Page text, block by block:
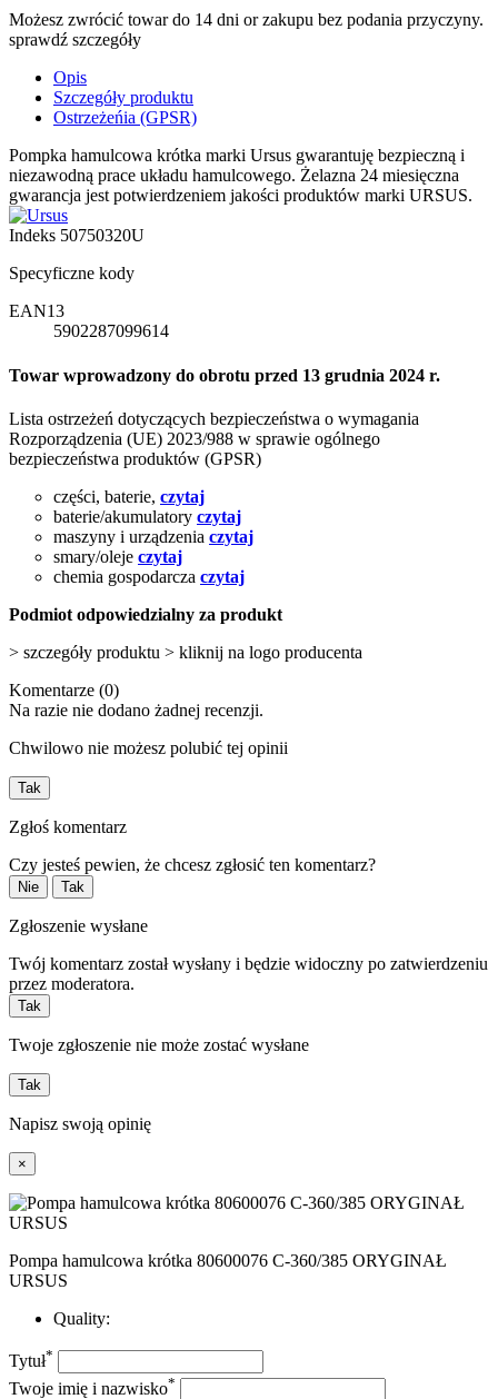
Możesz zwrócić towar do 14 dni or zakupu bez podania przyczyny.
sprawdź szczegóły
Opis
Szczegóły produktu
Ostrzeżeńia (GPSR)
Pompka hamulcowa krótka marki Ursus gwarantuję bezpieczną i
niezawodną prace układu hamulcowego. Żelazna 24 miesięczna
gwarancja jest potwierdzeniem jakości produktów marki URSUS.
Indeks 50750320U
Specyficzne kody
EAN13
5902287099614
Towar wprowadzony do obrotu przed 13 grudnia 2024 r.
Lista ostrzeżeń dotyczących bezpieczeństwa o wymagania
Rozporządzenia (UE) 2023/988 w sprawie ogólnego
bezpieczeństwa produktów (GPSR)
części, baterie, czytaj
baterie/akumulatory czytaj
maszyny i urządzenia czytaj
smary/oleje czytaj
chemia gospodarcza czytaj
Podmiot odpowiedzialny za produkt
> szczegóły produktu > kliknij na logo producenta
Komentarze (0)
Na razie nie dodano żadnej recenzji.
Chwilowo nie możesz polubić tej opinii
Tak
Zgłoś komentarz
Czy jesteś pewien, że chcesz zgłosić ten komentarz?
Nie Tak
Zgłoszenie wysłane
Twój komentarz został wysłany i będzie widoczny po zatwierdzeniu
przez moderatora.
Tak
Twoje zgłoszenie nie może zostać wysłane
Tak
Napisz swoją opinię
×
Pompa hamulcowa krótka 80600076 C-360/385 ORYGINAŁ
URSUS
Quality:
Tytuł*
Twoje imię i nazwisko*